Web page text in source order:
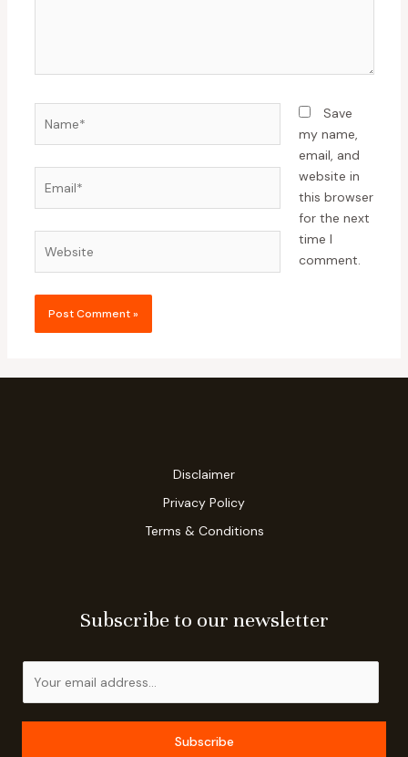
Save
my name,
email, and
website in
this browser
for the next
time I
comment.
Disclaimer
Privacy Policy
Terms & Conditions
Subscribe to our newsletter
Subscribe